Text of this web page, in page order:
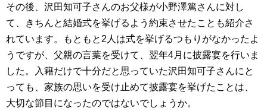
その後、沢田知可子さんのお父様が小野澤篤さんに対し
て、きちんと結婚式を挙げるよう約束させたことも紹介さ
れています。もともと2人は式を挙げるつもりがなかったよ
うですが、父親の言葉を受けて、翌年4月に披露宴を行いま
した。入籍だけで十分だと思っていた沢田知可子さんにと
っても、家族の思いを受け止めて披露宴を挙げたことは、
大切な節目になったのではないでしょうか。